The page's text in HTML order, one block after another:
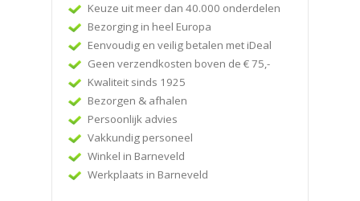
Keuze uit meer dan 40.000 onderdelen
Bezorging in heel Europa
Eenvoudig en veilig betalen met iDeal
Geen verzendkosten boven de € 75,-
Kwaliteit sinds 1925
Bezorgen & afhalen
Persoonlijk advies
Vakkundig personeel
Winkel in Barneveld
Werkplaats in Barneveld